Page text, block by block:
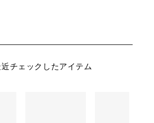
チェックしたアイテム